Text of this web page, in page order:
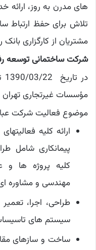
های مدرن به روز، ارائه
تلاش برای حفظ ارتباط
مشتریان از کارگزاری
شركت ساختمانی توسعه
مؤسسات غیرتجاری
موضوع فعالیت شرکت
ارائه كلیه
پیمانكاری شامل
كلیه پروژه ها و
مهندسی و مشاوره
طراحی، اجرا،
سیستم های
ساخت و سازهای